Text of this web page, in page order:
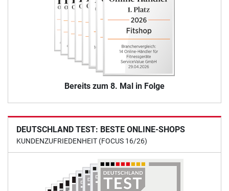
Bereits zum 8. Mal in Folge
DEUTSCHLAND TEST: BESTE ONLINE-SHOPS
KUNDENZUFRIEDENHEIT (FOCUS 16/26)